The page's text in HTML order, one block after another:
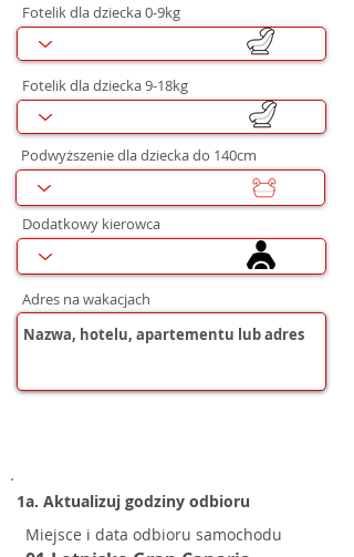
Fotelik dla dziecka 0-9kg
Fotelik dla dziecka 9-18kg
Podwyższenie dla dziecka do 140cm
Dodatkowy kierowca
Adres na wakacjach
1a. Aktualizuj godziny odbioru
Miejsce i data odbioru samochodu